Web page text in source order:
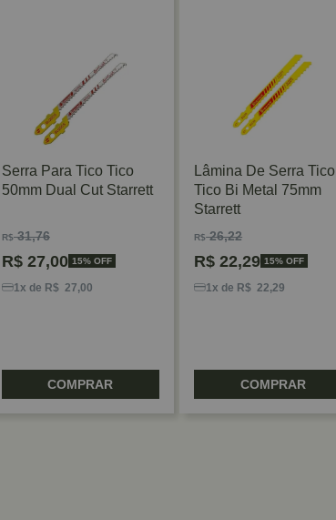
Serra Para Tico Tico
50mm Dual Cut Starrett
R$31,76
R$27,00 15% OFF
1x de R$ 27,00
COMPRAR
Lâmina De Serra Tico
Tico Bi Metal 75mm
Starrett
R$26,22
R$ 22,29 15% OFF
1x de R$ 22,29
COMPRAR